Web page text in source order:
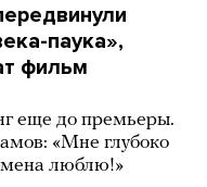
паука»,
фильм
еще до премьеры.
«Мне глубоко
люблю!»